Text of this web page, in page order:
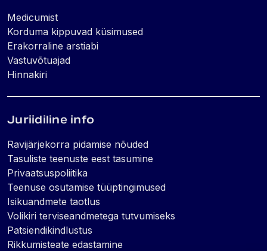
Medicumist
Korduma kippuvad küsimused
Erakorraline arstiabi
Vastuvõtuajad
Hinnakiri
Juriidiline info
Ravijärjekorra pidamise nõuded
Tasuliste teenuste eest tasumine
Privaatsuspoliitika
Teenuse osutamise tüüptingimused
Isikuandmete taotlus
Volikiri terviseandmetega tutvumiseks
Patsiendikindlustus
Rikkumisteate edastamine